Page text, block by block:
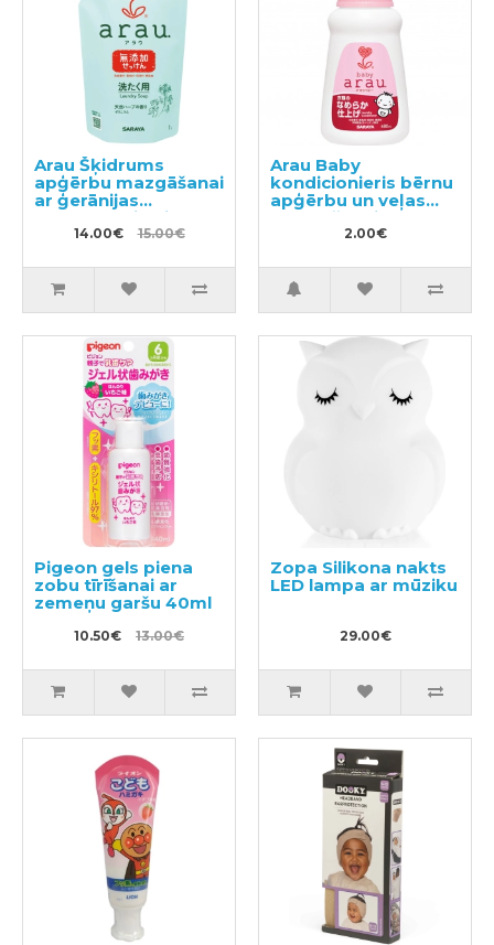
Arau Šķidrums
apģērbu mazgāšanai
ar ģerānijas
aromātu, pildviela
1000ml14.00€ 15.00€
Arau Baby
kondicionieris bērnu
apģērbu un veļas
mazgāšanai,
paraugs 50ml
2.00€
Pigeon gels piena
zobu tīrīšanai ar
zemeņu garšu 40ml
10.50€ 13.00€
Zopa Silikona nakts
LED lampa ar mūziku
29.00€